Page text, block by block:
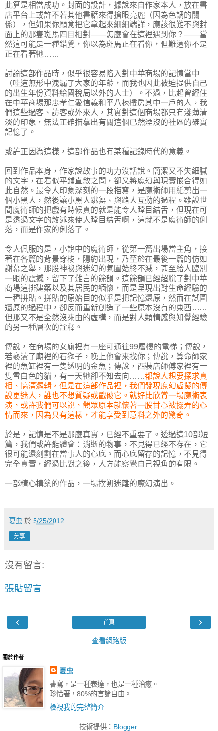
此算是相當成功。封面的設計，據說來自作家本人，放在書
店平台上或許不若其他書籍來得搶眼亮麗（因為色調的關
係），但如果你願意把它拿起來細細端詳，應該很難不與封
面上的那隻斑馬四目相對——怎麼會在這裡遇到你？——當
然這可能是一種錯覺，你以為斑馬正在看你，但難道你不是
正在看著牠……
討論這部作品時，似乎很容易陷入對中華商場的記憶當中
（哇這無形中洩漏了大家的年齡，而我也因此被迫提供自己
的出生年份資料給國稅局以外的人士）。不過，比起曾經住
在中華商場那忠孝仁愛信義和平八棟樓房其中一戶的人，我
們這些過客、訪客或外來人，其實對這個商場都只有淺薄清
淡的印象，無法正確描摹出有關這個已然湮沒的社區的確實
記憶了。
或許正因為這樣，這部作品也有某種記錄時代的意義。
回到作品本身，作家說故事的功力沒話說。簡潔又不失細膩
的文字，在看似平鋪直敘之間，卻又將魔幻與現實嵌合得如
此自然。最令人印象深刻的一段描寫，是魔術師用紙剪出一
個小黑人，然後讓小黑人跳舞、與路人互動的過程。雖說世
間魔術師的把戲有時候真的就是能令人瞠目結舌，但現在可
是透過文字的敘述來使人瞠目結舌啊，這就不是魔術師的俐
落，而是作家的俐落了。
令人佩服的是，小說中的魔術師，從第一篇出場當主角，接
著在各篇的背景穿梭，隱約出現，乃至於在最後一篇的仿如
謝幕之舉，那股神祕與迷幻的氛圍始終不減，甚至給人臨別
一眼的震撼，留下了難言的餘韻。這餘韻已經超脫了對中華
商場這排建築以及其居民的緬懷，而是呈現出對生命經驗的
一種拼貼。拼貼的原始目的似乎是把記憶還原，然而在試圖
還原的過程中，卻反而重新創造了一些原本沒有的東西……
但那又不是全然沒來由的虛構，而是對人類情感與知覺經驗
的另一種層次的詮釋。
傳說，在商場的女廁裡有一座可通往99層樓的電梯；傳說，
若褻瀆了廟裡的石獅子，晚上他會來找你；傳說，算命師家
裡的魚缸裡有一隻透明的金魚；傳說，西裝店師傅家裡有一
隻雪白色的貓，有一天牠卻不知去向……都說人想要探求真
相、搞清邏輯，但是在這部作品裡，我們發現魔幻虛擬的傳
說更迷人，誰也不想質疑或戳破它。就好比欣賞一場魔術表
演，或許我們可以說，觀眾原本就懷著一股甘心被擺弄的心
情而來，因為只有這樣，才能享受到意料之外的驚奇。
於是，記憶是不是那麼真實，已經不重要了。透過這10部短
篇，我們或許能體會：消逝的物事，不見得已經不存在，它
很可能還刻劃在當事人的心底。而心底留存的記憶，不見得
完全真實，經過比對之後，人方能察覺自己視角的有限。
一部精心構築的作品，一場撲朔迷離的魔幻演出。
夏虫 於 5/25/2012
分享
沒有留言:
張貼留言
‹ ›
首頁
查看網路版
關於作者
夏虫
書寫，是一種表達，也是一種治癒。
珍惜著，80%的言論自由。
檢視我的完整簡介
技術提供： Blogger.